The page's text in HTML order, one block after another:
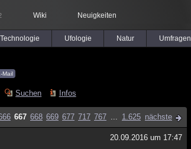
Wiki Neuigkeiten
Technologie Ufologie Natur Umfragen
Mail
Suchen Infos
667 668 669 677 717 767 ... 1.625 nächste
20.09.2016 um 17:47